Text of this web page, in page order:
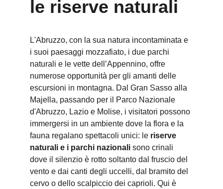
le riserve naturali
L'Abruzzo, con la sua natura incontaminata e
i suoi paesaggi mozzafiato, i due parchi
naturali e le vette dell’Appennino, offre
numerose opportunità per gli amanti delle
escursioni in montagna. Dal Gran Sasso alla
Majella, passando per il Parco Nazionale
d'Abruzzo, Lazio e Molise, i visitatori possono
immergersi in un ambiente dove la flora e la
fauna regalano spettacoli unici: le riserve
naturali e i parchi nazionali sono crinali
dove il silenzio è rotto soltanto dal fruscio del
vento e dai canti degli uccelli, dal bramito del
cervo o dello scalpiccio dei caprioli. Qui è